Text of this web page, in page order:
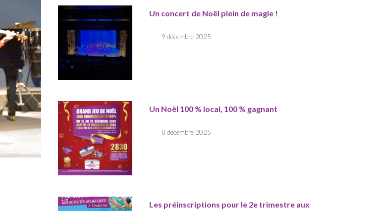
Un concert de Noël plein de magie !
9 décembre 2025
Un Noël 100 % local, 100 % gagnant
8 décembre 2025
Les préinscriptions pour le 2e trimestre aux